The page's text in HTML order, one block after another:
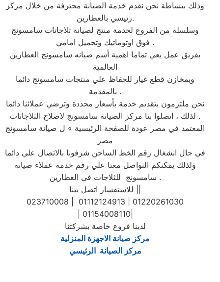
وذلك ببساطة نحن نقدم خدمة الصيانة محترفة من خلال مركز
رئيسي بالعطارين.
وسلسلة من الفروع لخدمة منتج لصيانة ثلاجاتات سامسونج
فوق اوتوماتيك وتحميل امامي .
بفريق عمل يعي تماما اهمية أسم صيانه سامسونج العطارين
العالمية
وبمخازن قطع غيار للحفاظ علي منتجات سامسونج دائما
بالمقدمة .
نحن ملتزمون بتقديم خدمة بأسعار محددة وترضي عملائنا دائما
. لذلك ، اتصلوا بنا مركز الصيانة سامسونج لاصلاح الثلاجاتات
المعتمد في مصر عودة للصفحة الرئيسية » ل صيانة سامسونج
مصر
في حال انشغال رقم الخط الساخن شرفونا بالاتصال علي دائما
ولذلك يمكنكم التواصل معنا علي رقم خدمة عملاء صيانة
سامسونج للثلاجات فى العطارين .
023710008 | 01112124913 | 01220261030
| 01154008110|
لدينا فروع خاصة بشركتنا
مركز صيانة الاجهزة المنزلية
مركز الصيانة الرئيسي